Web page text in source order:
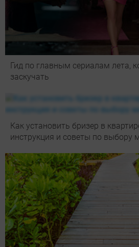
Гид по главным сериалам лета,
заскучать
Как установить бризер в
инструкция и советы по выбору